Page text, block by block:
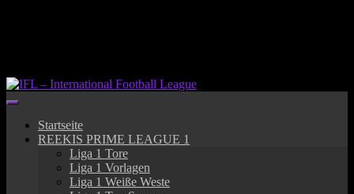
Startseite
REEKIS PRIME LEAGUE 1
Liga 1 Tore
Liga 1 Vorlagen
Liga 1 Weiße Weste